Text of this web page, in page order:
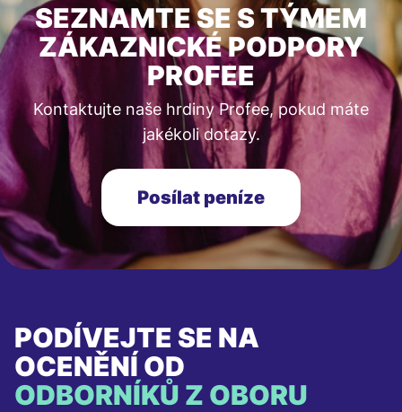
SEZNAMTE SE S TÝMEM
ZÁKAZNICKÉ PODPORY
PROFEE
Kontaktujte naše hrdiny Profee, pokud máte
jakékoli dotazy.
Posílat peníze
PODÍVEJTE SE NA
OCENĚNÍ OD
ODBORNÍKŮ Z OBORU